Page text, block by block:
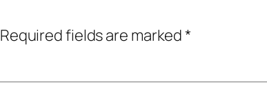
Required fields are marked*